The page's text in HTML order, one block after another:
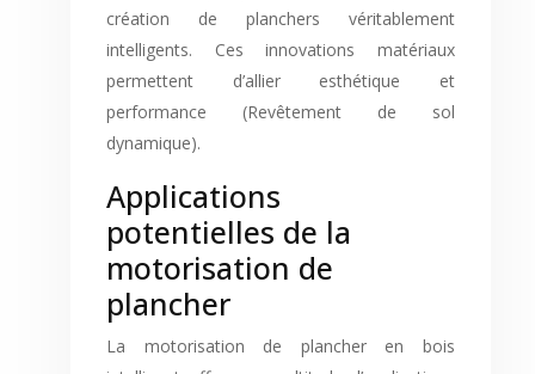
création de planchers véritablement
intelligents. Ces innovations matériaux
permettent d’allier esthétique et
performance (Revêtement de sol
dynamique).
Applications
potentielles de la
motorisation de
plancher
La motorisation de plancher en bois